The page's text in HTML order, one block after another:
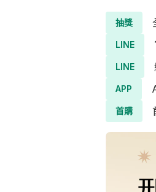
抽獎
LINE
LINE
APP
首購